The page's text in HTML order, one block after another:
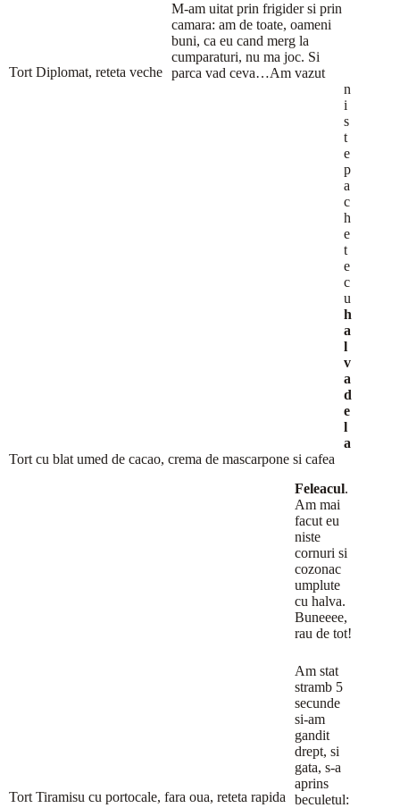
Tort Diplomat, reteta veche
Tort cu blat umed de cacao, crema de mascarpone si cafea
Tort Tiramisu cu portocale, fara oua, reteta rapida
M-am uitat prin frigider si prin
camara: am de toate, oameni
buni, ca eu cand merg la
cumparaturi, nu ma joc. Si
parca vad ceva…Am vazut
n
i
s
t
e
p
a
c
h
e
t
e
c
u
h
a
l
v
a
d
e
l
a
Feleacul.
Am mai
facut eu
niste
cornuri si
cozonac
umplute
cu halva.
Buneeee,
rau de tot!
Am stat
stramb 5
secunde
si-am
gandit
drept, si
gata, s-a
aprins
beculetul: